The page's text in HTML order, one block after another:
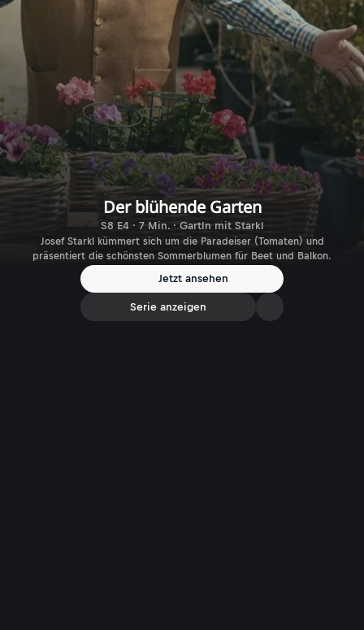
Der blühende Garten
S8 E4 · 7 Min. · Gartln mit Starkl
Josef Starkl kümmert sich um die Paradeiser (Tomaten) und
präsentiert die schönsten Sommerblumen für Beet und Balkon.
Jetzt ansehen
Serie anzeigen